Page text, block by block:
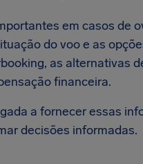
em casos de
do voo e as
as alternativas
financeira.
a fornecer essas
decisões informadas.